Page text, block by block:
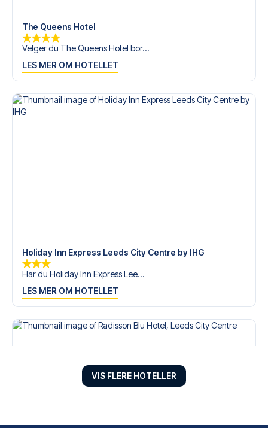
Er du klar for å oppleve Leeds på Elland Road mot
Everton? Kontakt oss idag, og la oss hjelpe deg med å
realisere din fotballreisedrøm!
The Queens Hotel
Velger du The Queens Hotel bor...
LES MER OM HOTELLET
Holiday Inn Express Leeds City Centre by IHG
Har du Holiday Inn Express Lee...
LES MER OM HOTELLET
VIS FLERE HOTELLER